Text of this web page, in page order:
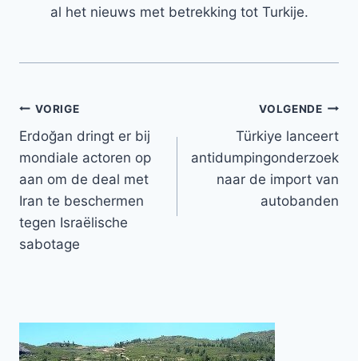
al het nieuws met betrekking tot Turkije.
Bericht
navigatie
VORIGE
Erdoğan dringt er bij
mondiale actoren op
aan om de deal met
Iran te beschermen
tegen Israëlische
sabotage
VOLGENDE
Türkiye lanceert
antidumpingonderzoek
naar de import van
autobanden